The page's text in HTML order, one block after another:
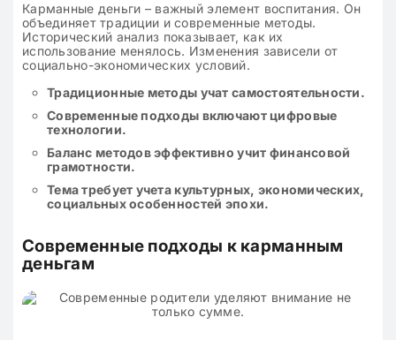
Карманные деньги – важный элемент воспитания. Он
объединяет традиции и современные методы.
Исторический анализ показывает, как их
использование менялось. Изменения зависели от
социально-экономических условий.
Традиционные методы учат самостоятельности.
Современные подходы включают цифровые
технологии.
Баланс методов эффективно учит финансовой
грамотности.
Тема требует учета культурных, экономических,
социальных особенностей эпохи.
Современные подходы к карманным
деньгам